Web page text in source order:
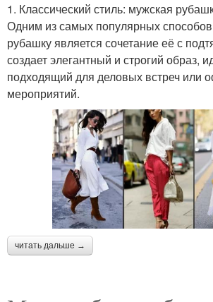
1. Классический стиль: мужская
Одним из самых популярных
рубашку является сочетание её с
создает элегантный и строгий образ,
подходящий для деловых встреч или
мероприятий.
читать дальше →